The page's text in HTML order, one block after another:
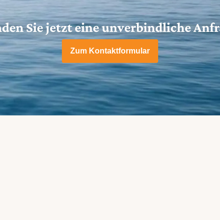
Sie jetzt eine unverbindliche
Zum Kontaktformular